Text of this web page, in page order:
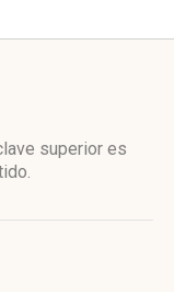
superior es